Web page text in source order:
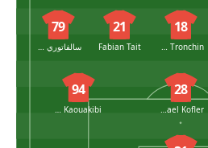
18
Simone Tronchin
21
Fabian Tait
79
سالفاتوري مولينا
28
Raphael Kofler
94